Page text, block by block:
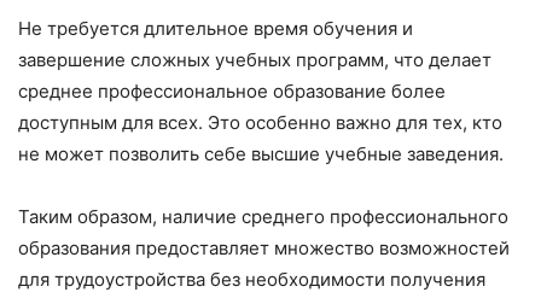
Не требуется длительное время обучения и
завершение сложных учебных программ, что делает
среднее профессиональное образование более
доступным для всех. Это особенно важно для тех, кто
не может позволить себе высшие учебные заведения.
Таким образом, наличие среднего профессионального
образования предоставляет множество возможностей
для трудоустройства без необходимости получения